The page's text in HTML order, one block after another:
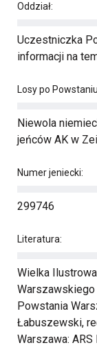
Oddział:
Uczestniczka
informacji na
Losy po
Niewola
jeńców AK w
Numer jeniecki:
299746
Literatura:
Wielka
Warszawskiego
Powstania
Łabuszewski,
Warszawa: